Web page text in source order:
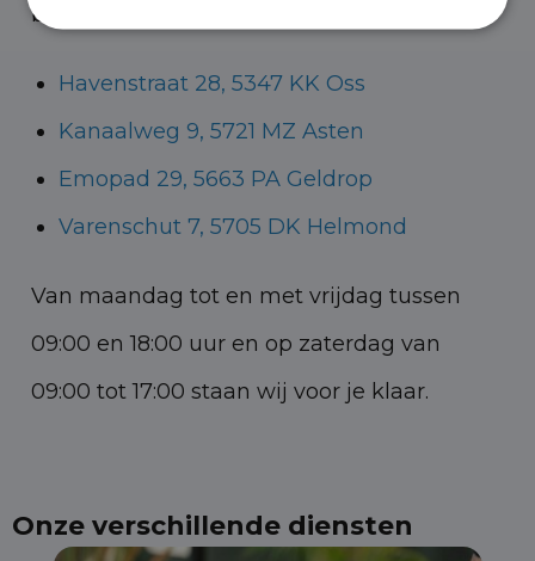
bedrijfswagens.
Havenstraat 28, 5347 KK Oss
Kanaalweg 9, 5721 MZ Asten
Emopad 29, 5663 PA Geldrop
Varenschut 7, 5705 DK Helmond
Van maandag tot en met vrijdag tussen
09:00 en 18:00 uur en op zaterdag van
09:00 tot 17:00 staan wij voor je klaar.
Onze verschillende diensten